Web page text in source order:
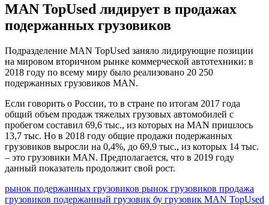
MAN TopUsed лидирует в продажах
подержанных грузовиков
Подразделение MAN TopUsed заняло лидирующие позиции
на мировом вторичном рынке коммерческой автотехники: в
2018 году по всему миру было реализовано 20 250
подержанных грузовиков MAN.
Если говорить о России, то в стране по итогам 2017 года
общий объем продаж тяжелых грузовых автомобилей с
пробегом составил 69,6 тыс., из которых на MAN пришлось
13,7 тыс. Но в 2018 году общие продажи подержанных
грузовиков выросли на 0,4%, до 69,9 тыс., из которых 14 тыс.
– это грузовики MAN. Предполагается, что в 2019 году
данный показатель продолжит свой рост.
рынок подержанных грузовиков рынок грузовиков продажа
грузовиков подержанный грузовик бу грузовик MAN TopUsed